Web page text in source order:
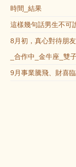
時間_結果
這樣幾句話男生不可
8月初，真心對待朋
_合作中_金牛座_雙
9月事業騰飛、財喜